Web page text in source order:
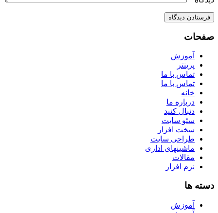
صفحات
آموزش
پرینتر
تماس با ما
تماس با ما
خانه
درباره ما
دنبال کنید
سئو سایت
سخت افزار
طراحی سایت
ماشینهای اداری
مقالات
نرم افزار
دسته ها
آموزش